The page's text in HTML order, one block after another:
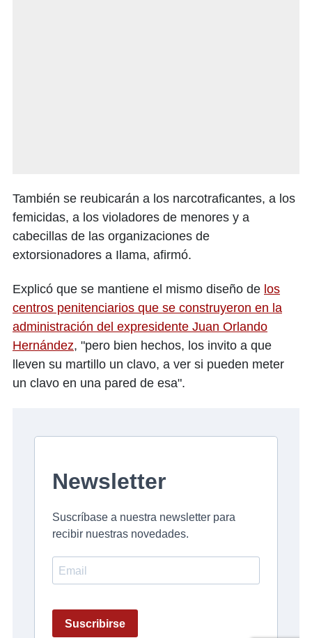
También se reubicarán a los narcotraficantes, a los
femicidas, a los violadores de menores y a
cabecillas de las organizaciones de
extorsionadores a Ilama, afirmó.
Explicó que se mantiene el mismo diseño de los
centros penitenciarios que se construyeron en la
administración del expresidente Juan Orlando
Hernández, "pero bien hechos, los invito a que
lleven su martillo un clavo, a ver si pueden meter
un clavo en una pared de esa".